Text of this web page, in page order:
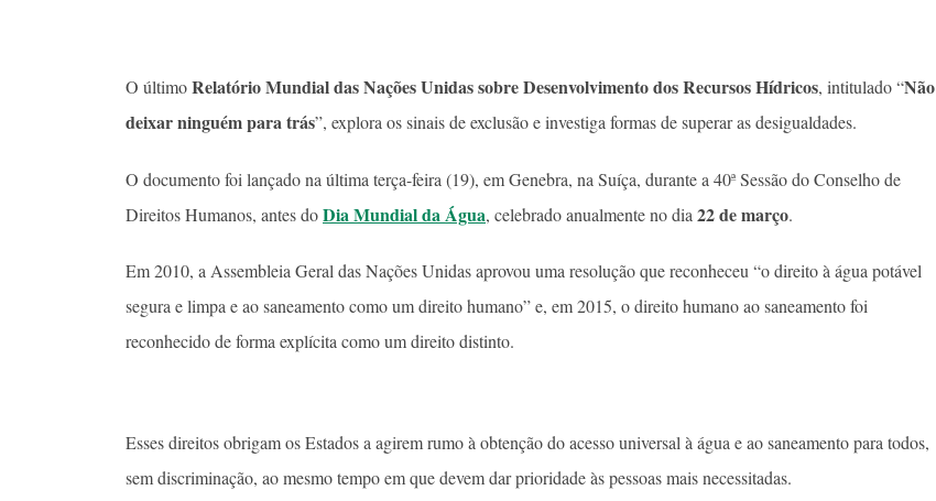
O últimoRelatório Mundial das Nações Unidas sobre Desenvolvimento dos Recursos Hídricos, intitulado “Não
deixar ninguém para trás”, explora os sinais de exclusão e investiga formas de superar as desigualdades.
O documento foi lançado na última terça-feira (19), em Genebra, na Suíça, durante a 40ª Sessão do Conselho de
Direitos Humanos, antes doDia Mundial da Água, celebrado anualmente no dia 22 de março.
Em 2010, a Assembleia Geral das Nações Unidas aprovou uma resolução que reconheceu “o direito à água potável
segura e limpa e ao saneamento como um direito humano” e, em 2015, o direito humano ao saneamento foi
reconhecido de forma explícita como um direito distinto.
Esses direitos obrigam os Estados a agirem rumo à obtenção do acesso universal à água e ao saneamento para todos,
sem discriminação, ao mesmo tempo em que devem dar prioridade às pessoas mais necessitadas.